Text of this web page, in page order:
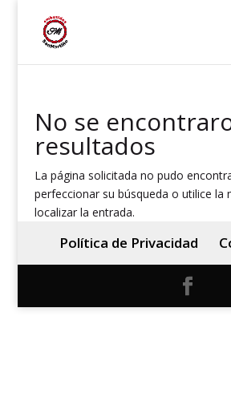
No se
resultados
La página solicitada no pudo
perfeccionar su búsqueda o utilice la
localizar la entrada.
Política de Privacidad